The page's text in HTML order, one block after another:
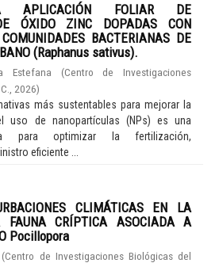
FOLIAR DE
ÓXIDO ZINC DOPADAS CON
BACTERIANAS DE
(Raphanus sativus).
Estefana (Centro de Investigaciones
2026)
más sustentables para mejorar la
uso de nanopartículas (NPs) es una
para optimizar la fertilización,
eficiente ...
CLIMÁTICAS EN LA
CRÍPTICA ASOCIADA A
Pocillopora
(Centro de Investigaciones Biológicas del